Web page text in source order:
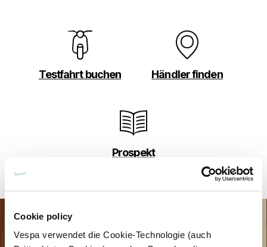
Cookie policy
Vespa verwendet die Cookie-Technologie (auch
Testfahrt buchen Händler finden
Prospekt